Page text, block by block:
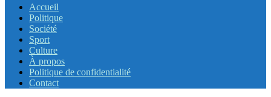
Accueil
Politique
Société
Sport
Culture
À propos
Politique de confidentialité
Contact